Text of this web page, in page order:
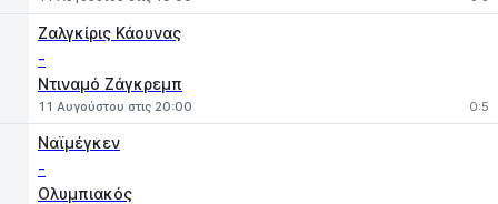
Ζαλγκίρις Κάουνας
-
Ντιναμό Ζάγκρεμπ
11 Αυγούστου στις 20:00 0:5
Ναϊμέγκεν
-
Ολυμπιακός